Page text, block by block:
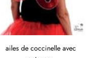
ailes de coccinelle avec